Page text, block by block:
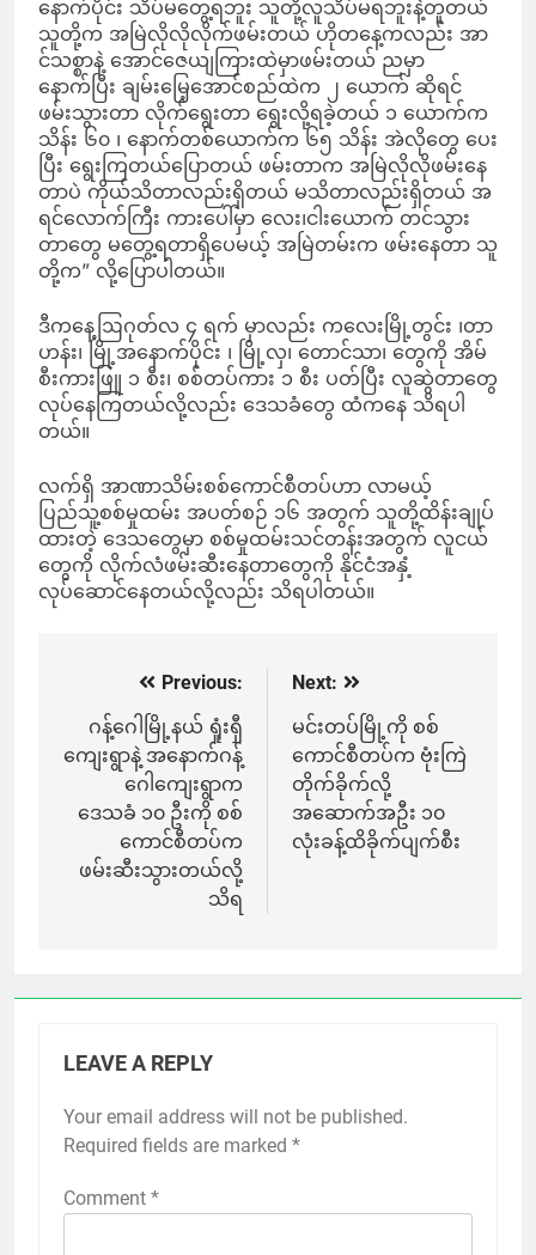
နောက်ပိုင်း သိပ်မတွေ့ရဘူး သူတို့လူသိပ်မရဘူးနဲ့တူတယ်
သူတို့က အမြဲလိုလိုလိုက်ဖမ်းတယ် ဟိုတနေ့ကလည်း အာ
င်သစ္စာနဲ့ အောင်ဇေယျကြားထဲမှာဖမ်းတယ် ညမှာ
နောက်ပြီး ချမ်းမြေ့အောင်စည်ထဲက ၂ ယောက် ဆိုရင်
ဖမ်းသွားတာ လိုက်ရွေးတာ ရွေးလို့ရခဲ့တယ် ၁ ယောက်က
သိန်း ၆၀ ၊ နောက်တစ်ယောက်က ၆၅ သိန်း အဲလိုတွေ ပေး
ပြီး ရွေးကြတယ်ပြောတယ် ဖမ်းတာက အမြဲလိုလိုဖမ်းနေ
တာပဲ ကိုယ်သိတာလည်းရှိတယ် မသိတာလည်းရှိတယ် အ
ရင်လောက်ကြီး ကားပေါ်မှာ လေး၊ငါးယောက် တင်သွား
တာတွေ မတွေ့ရတာရှိပေမယ့် အမြဲတမ်းက ဖမ်းနေတာ သူ
တို့က” လို့ပြောပါတယ်။
ဒီကနေ့ဩဂုတ်လ ၄ ရက် မှာလည်း ကလေးမြို့တွင်း ၊တာ
ဟန်း၊ မြို့အနောက်ပိုင်း ၊ မြို့လှ၊ တောင်သာ၊ တွေကို အိမ်
စီးကားဖြူ ၁ စီး၊ စစ်တပ်ကား ၁ စီး ပတ်ပြီး လူဆွဲတာတွေ
လုပ်နေကြတယ်လို့လည်း ဒေသခံတွေ ထံကနေ သိရပါ
တယ်။
လက်ရှိ အာဏာသိမ်းစစ်ကောင်စီတပ်ဟာ လာမယ့်
ပြည်သူ့စစ်မှုထမ်း အပတ်စဉ် ၁၆ အတွက် သူတို့ထိန်းချုပ်
ထားတဲ့ ဒေသတွေမှာ စစ်မှုထမ်းသင်တန်းအတွက် လူငယ်
တွေကို လိုက်လံဖမ်းဆီးနေတာတွေကို နိုင်ငံအနှံ့
လုပ်ဆောင်နေတယ်လို့လည်း သိရပါတယ်။
navigation
Previous:
ဂန့်ဂေါမြို့နယ် ရှုံးရှီ
ကျေးရွာနဲ့ အနောက်ဂန့်
ဂေါကျေးရွာက
ဒေသခံ ၁၀ ဦးကို စစ်
ကောင်စီတပ်က
ဖမ်းဆီးသွားတယ်လို့
သိရ
Next:
မင်းတပ်မြို့ကို စစ်
ကောင်စီတပ်က ဗုံးကြဲ
တိုက်ခိုက်လို့
အဆောက်အဦး ၁၀
လုံးခန့်ထိခိုက်ပျက်စီး
LEAVE A REPLY
Your email address will not be published.
Required fields are marked *
Comment *